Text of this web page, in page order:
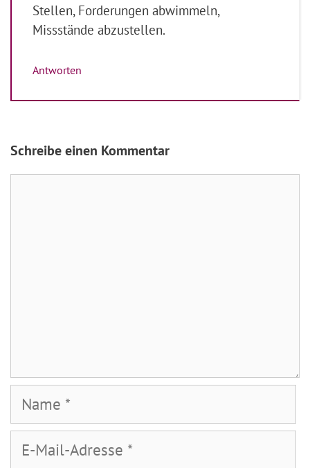
Stellen, Forderungen abwimmeln,
Missstände abzustellen.
Antworten
Schreibe einen Kommentar
Mail-